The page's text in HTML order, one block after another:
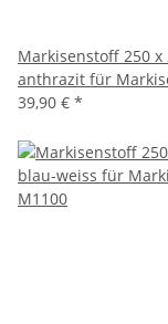
Markisenstoff 250 x
anthrazit für
39,90 € *